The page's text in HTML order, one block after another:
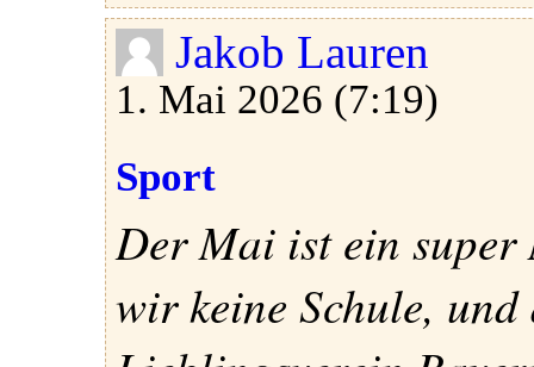
Jakob Lauren
1. Mai 2026 (7:19)
Sport
Der Mai ist ein super
wir keine Schule,